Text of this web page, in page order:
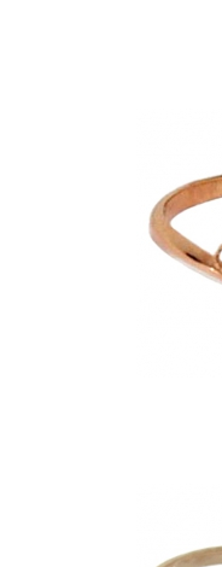
КОЛЬЦО